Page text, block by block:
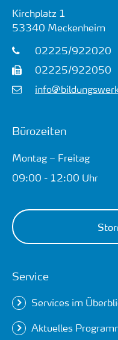
Kirchplatz 1
53340 Meckenheim
02225/922020
02225/922050
Bürozeiten
Montag – Freitag
09:00 - 12:00 Uhr
Service
Services im
Aktuelles